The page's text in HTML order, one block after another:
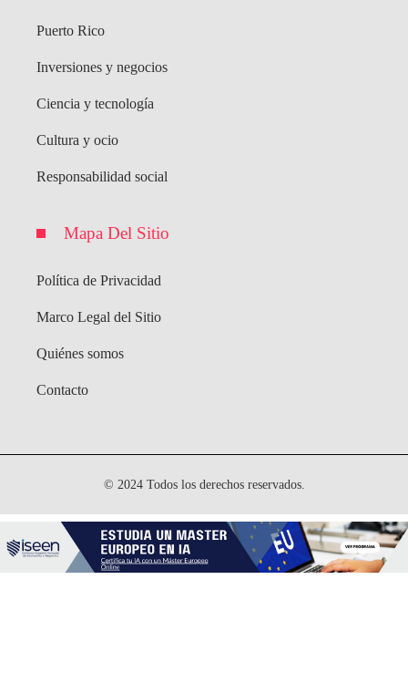
Puerto Rico
Inversiones y negocios
Ciencia y tecnología
Cultura y ocio
Responsabilidad social
Mapa Del Sitio
Política de Privacidad
Marco Legal del Sitio
Quiénes somos
Contacto
© 2024 Todos los derechos reservados.